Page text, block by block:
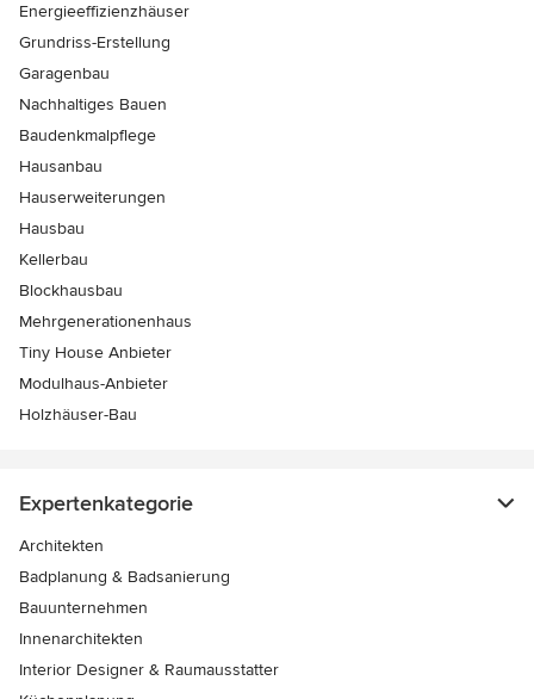
Energieeffizienzhäuser
Grundriss-Erstellung
Garagenbau
Nachhaltiges Bauen
Baudenkmalpflege
Hausanbau
Hauserweiterungen
Hausbau
Kellerbau
Blockhausbau
Mehrgenerationenhaus
Tiny House Anbieter
Modulhaus-Anbieter
Holzhäuser-Bau
Expertenkategorie
Architekten
Badplanung & Badsanierung
Bauunternehmen
Innenarchitekten
Interior Designer & Raumausstatter